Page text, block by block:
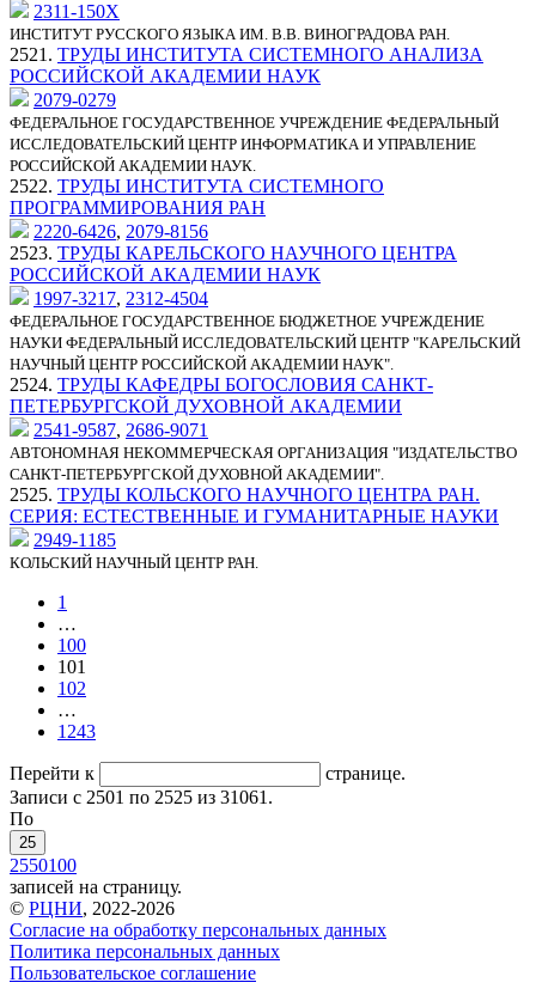
2311-150X
ИНСТИТУТ РУССКОГО ЯЗЫКА ИМ. В.В. ВИНОГРАДОВА РАН.
2521. ТРУДЫ ИНСТИТУТА СИСТЕМНОГО АНАЛИЗА
РОССИЙСКОЙ АКАДЕМИИ НАУК
2079-0279
ФЕДЕРАЛЬНОЕ ГОСУДАРСТВЕННОЕ УЧРЕЖДЕНИЕ ФЕДЕРАЛЬНЫЙ
ИССЛЕДОВАТЕЛЬСКИЙ ЦЕНТР ИНФОРМАТИКА И УПРАВЛЕНИЕ
РОССИЙСКОЙ АКАДЕМИИ НАУК.
2522. ТРУДЫ ИНСТИТУТА СИСТЕМНОГО
ПРОГРАММИРОВАНИЯ РАН
2220-6426, 2079-8156
2523. ТРУДЫ КАРЕЛЬСКОГО НАУЧНОГО ЦЕНТРА
РОССИЙСКОЙ АКАДЕМИИ НАУК
1997-3217, 2312-4504
ФЕДЕРАЛЬНОЕ ГОСУДАРСТВЕННОЕ БЮДЖЕТНОЕ УЧРЕЖДЕНИЕ
НАУКИ ФЕДЕРАЛЬНЫЙ ИССЛЕДОВАТЕЛЬСКИЙ ЦЕНТР "КАРЕЛЬСКИЙ
НАУЧНЫЙ ЦЕНТР РОССИЙСКОЙ АКАДЕМИИ НАУК".
2524. ТРУДЫ КАФЕДРЫ БОГОСЛОВИЯ САНКТ-
ПЕТЕРБУРГСКОЙ ДУХОВНОЙ АКАДЕМИИ
2541-9587, 2686-9071
АВТОНОМНАЯ НЕКОММЕРЧЕСКАЯ ОРГАНИЗАЦИЯ "ИЗДАТЕЛЬСТВО
САНКТ-ПЕТЕРБУРГСКОЙ ДУХОВНОЙ АКАДЕМИИ".
2525. ТРУДЫ КОЛЬСКОГО НАУЧНОГО ЦЕНТРА РАН.
СЕРИЯ: ЕСТЕСТВЕННЫЕ И ГУМАНИТАРНЫЕ НАУКИ
2949-1185
КОЛЬСКИЙ НАУЧНЫЙ ЦЕНТР РАН.
1
…
100
101
102
…
1243
Перейти к
странице.
Записи с 2501 по 2525 из 31061.
По
25
2550100
записей на страницу.
© РЦНИ, 2022-2026
Согласие на обработку персональных данных
Политика персональных данных
Пользовательское соглашение